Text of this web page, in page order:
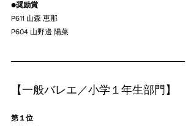
●奨励賞
P611 山森 恵那
P604 山野邊 陽菜
【一般バレエ／小学１年生部門】
第１位